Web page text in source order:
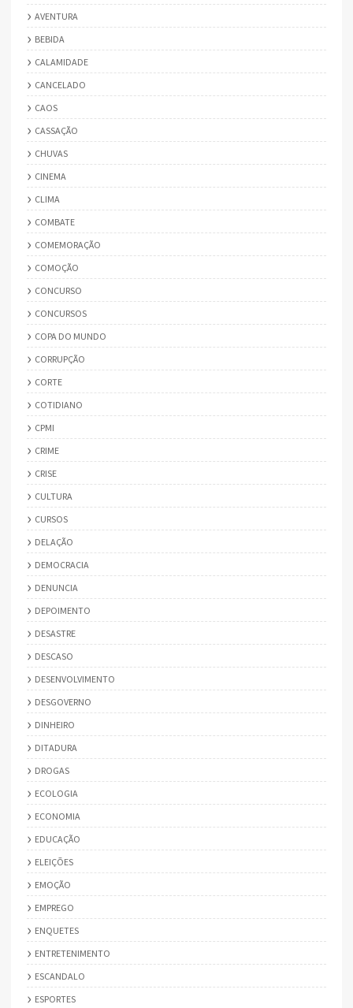
AVENTURA
BEBIDA
CALAMIDADE
CANCELADO
CAOS
CASSAÇÃO
CHUVAS
CINEMA
CLIMA
COMBATE
COMEMORAÇÃO
COMOÇÃO
CONCURSO
CONCURSOS
COPA DO MUNDO
CORRUPÇÃO
CORTE
COTIDIANO
CPMI
CRIME
CRISE
CULTURA
CURSOS
DELAÇÃO
DEMOCRACIA
DENUNCIA
DEPOIMENTO
DESASTRE
DESCASO
DESENVOLVIMENTO
DESGOVERNO
DINHEIRO
DITADURA
DROGAS
ECOLOGIA
ECONOMIA
EDUCAÇÃO
ELEIÇÕES
EMOÇÃO
EMPREGO
ENQUETES
ENTRETENIMENTO
ESCANDALO
ESPORTES